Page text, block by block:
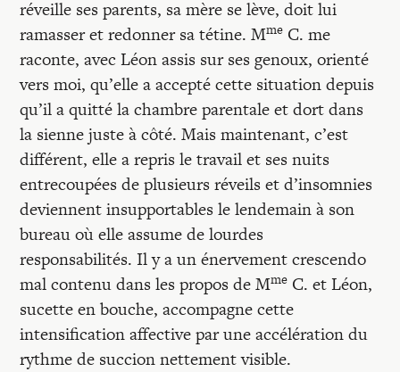
Mon panier
Mon compte
réveille ses parents, sa mère se lève, doit lui
ramasser et redonner sa tétine. Mme C. me
raconte, avec Léon assis sur ses genoux, orienté
vers moi, qu’elle a accepté cette situation depuis
qu’il a quitté la chambre parentale et dort dans
la sienne juste à côté. Mais maintenant, c’est
différent, elle a repris le travail et ses nuits
entrecoupées de plusieurs réveils et d’insomnies
deviennent insupportables le lendemain à son
bureau où elle assume de lourdes
responsabilités. Il y a un énervement crescendo
mal contenu dans les propos de Mme C. et Léon,
sucette en bouche, accompagne cette
intensification affective par une accélération du
rythme de succion nettement visible.